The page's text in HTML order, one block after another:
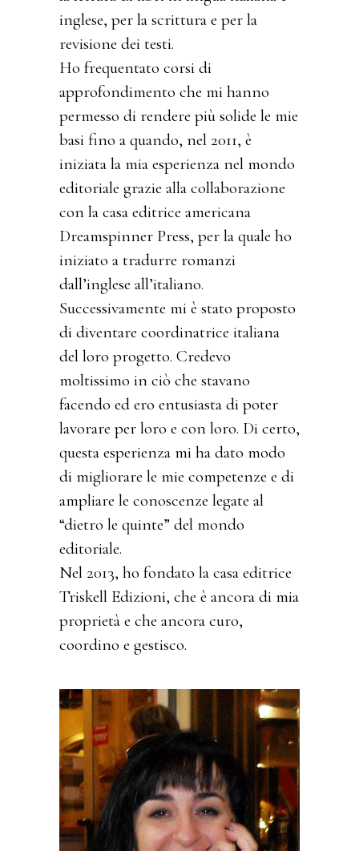
inglese, per la scrittura e per la
revisione dei testi.
Ho frequentato corsi di
approfondimento che mi hanno
permesso di rendere più solide le mie
basi fino a quando, nel 2011, è
iniziata la mia esperienza nel mondo
editoriale grazie alla collaborazione
con la casa editrice americana
Dreamspinner Press, per la quale ho
iniziato a tradurre romanzi
dall’inglese all’italiano.
Successivamente mi è stato proposto
di diventare coordinatrice italiana
del loro progetto. Credevo
moltissimo in ciò che stavano
facendo ed ero entusiasta di poter
lavorare per loro e con loro. Di certo,
questa esperienza mi ha dato modo
di migliorare le mie competenze e di
ampliare le conoscenze legate al
“dietro le quinte” del mondo
editoriale.
Nel 2013, ho fondato la casa editrice
Triskell Edizioni, che è ancora di mia
proprietà e che ancora curo,
coordino e gestisco.